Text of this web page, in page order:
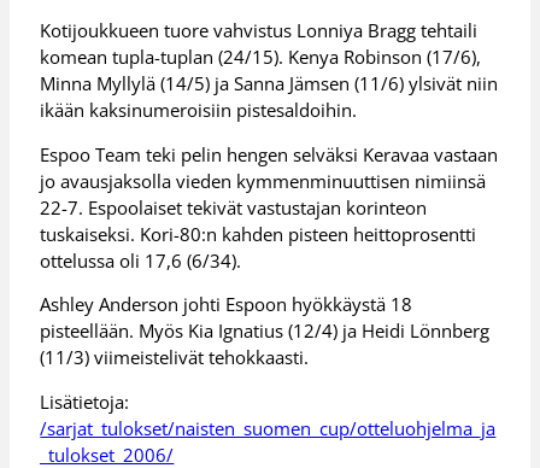
Kotijoukkueen tuore vahvistus Lonniya Bragg tehtaili
komean tupla-tuplan (24/15). Kenya Robinson (17/6),
Minna Myllylä (14/5) ja Sanna Jämsen (11/6) ylsivät niin
ikään kaksinumeroisiin pistesaldoihin.
Espoo Team teki pelin hengen selväksi Keravaa vastaan
jo avausjaksolla vieden kymmenminuuttisen nimiinsä
22-7. Espoolaiset tekivät vastustajan korinteon
tuskaiseksi. Kori-80:n kahden pisteen heittoprosentti
ottelussa oli 17,6 (6/34).
Ashley Anderson johti Espoon hyökkäystä 18
pisteellään. Myös Kia Ignatius (12/4) ja Heidi Lönnberg
(11/3) viimeistelivät tehokkaasti.
Lisätietoja:
/sarjat_tulokset/naisten_suomen_cup/otteluohjelma_ja
_tulokset_2006/